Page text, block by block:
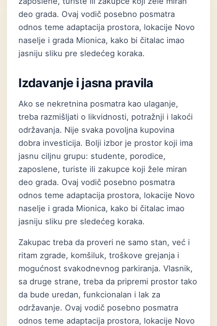
deo grada. Ovaj vodič posebno posmatra
odnos teme adaptacija prostora, lokacije Novo
naselje i grada Mionica, kako bi čitalac imao
jasniju sliku pre sledećeg koraka.
Izdavanje i jasna pravila
Ako se nekretnina posmatra kao ulaganje,
treba razmišljati o likvidnosti, potražnji i lakoći
održavanja. Nije svaka povoljna kupovina
dobra investicija. Bolji izbor je prostor koji ima
jasnu ciljnu grupu: studente, porodice,
zaposlene, turiste ili zakupce koji žele miran
deo grada. Ovaj vodič posebno posmatra
odnos teme adaptacija prostora, lokacije Novo
naselje i grada Mionica, kako bi čitalac imao
jasniju sliku pre sledećeg koraka.
Zakupac treba da proveri ne samo stan, već i
ritam zgrade, komšiluk, troškove grejanja i
mogućnost svakodnevnog parkiranja. Vlasnik,
sa druge strane, treba da pripremi prostor tako
da bude uredan, funkcionalan i lak za
održavanje. Ovaj vodič posebno posmatra
odnos teme adaptacija prostora, lokacije Novo